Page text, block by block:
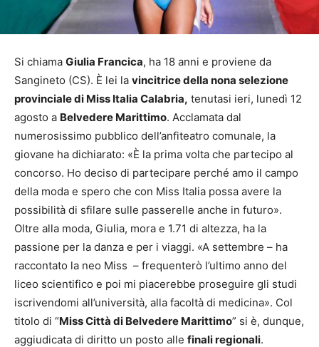
Si chiama Giulia Francica, ha 18 anni e proviene da
Sangineto (CS). È lei la vincitrice della nona selezione
provinciale di Miss Italia Calabria, tenutasi ieri, lunedì 12
agosto a Belvedere Marittimo. Acclamata dal
numerosissimo pubblico dell’anfiteatro comunale, la
giovane ha dichiarato: «È la prima volta che partecipo al
concorso. Ho deciso di partecipare perché amo il campo
della moda e spero che con Miss Italia possa avere la
possibilità di sfilare sulle passerelle anche in futuro».
Oltre alla moda, Giulia, mora e 1.71 di altezza, ha la
passione per la danza e per i viaggi. «A settembre – ha
raccontato la neo Miss – frequenterò l’ultimo anno del
liceo scientifico e poi mi piacerebbe proseguire gli studi
iscrivendomi all’università, alla facoltà di medicina». Col
titolo di “Miss Città di Belvedere Marittimo” si è, dunque,
aggiudicata di diritto un posto alle finali regionali.